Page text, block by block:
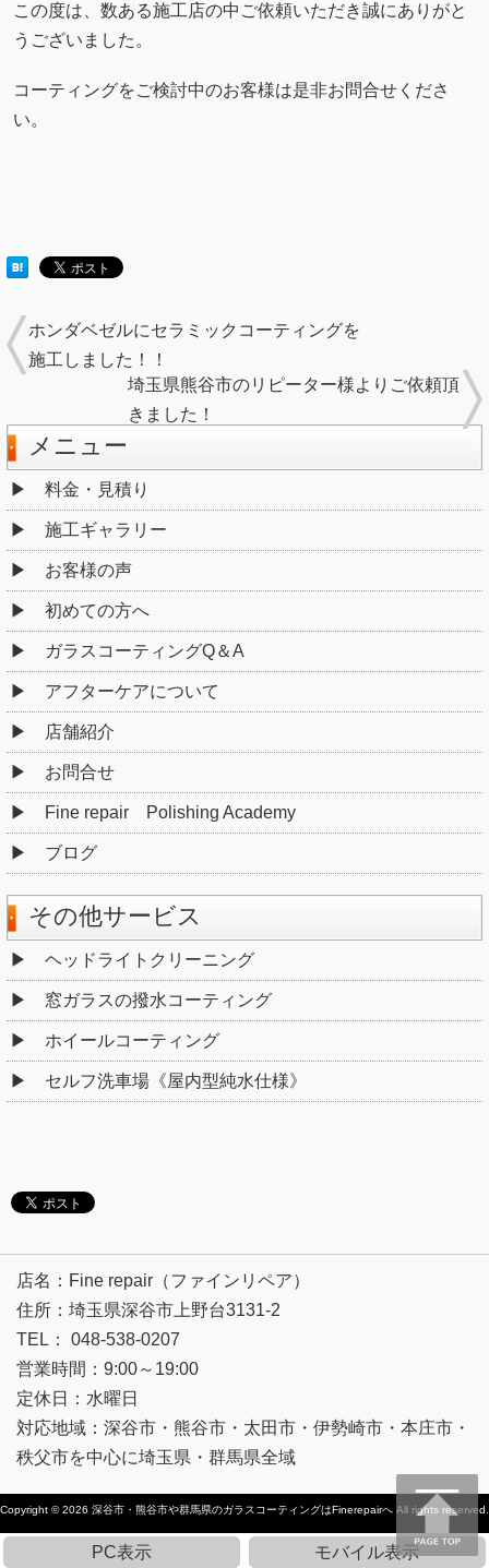
この度は、数ある施工店の中ご依頼いただき誠にありがと
うございました。
コーティングをご検討中のお客様は是非お問合せくださ
い。
ホンダベゼルにセラミックコーティングを
施工しました！！
埼玉県熊谷市のリピーター様よりご依頼頂
きました！
メニュー
料金・見積り
施工ギャラリー
お客様の声
初めての方へ
ガラスコーティングQ＆A
アフターケアについて
店舗紹介
お問合せ
Fine repair Polishing Academy
ブログ
その他サービス
ヘッドライトクリーニング
窓ガラスの撥水コーティング
ホイールコーティング
セルフ洗車場《屋内型純水仕様》
店名：Fine repair（ファインリペア）
住所：埼玉県深谷市上野台3131-2
TEL： 048-538-0207
営業時間：9:00～19:00
定休日：水曜日
対応地域：深谷市・熊谷市・太田市・伊勢崎市・本庄市・
秩父市を中心に埼玉県・群馬県全域
Copyright © 2026 深谷市・熊谷市や群馬県のガラスコーティングはFinerepairへ All rights reserved.
PC表示 モバイル表示